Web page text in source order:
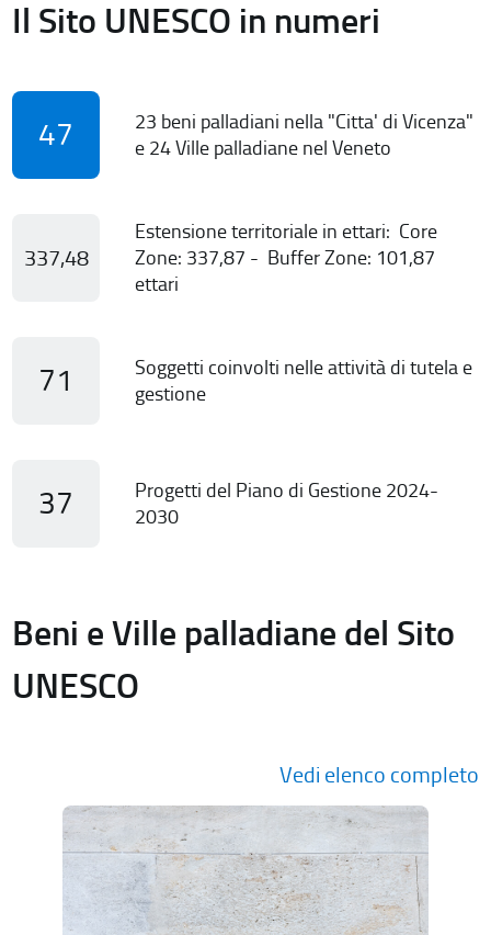
Il Sito UNESCO in numeri
47
23 beni palladiani nella "Citta' di Vicenza"
e 24 Ville palladiane nel Veneto
337,48
Estensione territoriale in ettari: Core
Zone: 337,87 - Buffer Zone: 101,87
ettari
71
Soggetti coinvolti nelle attività di tutela e
gestione
37
Progetti del Piano di Gestione 2024-
2030
Beni e Ville palladiane del Sito
UNESCO
Vedi elenco completo